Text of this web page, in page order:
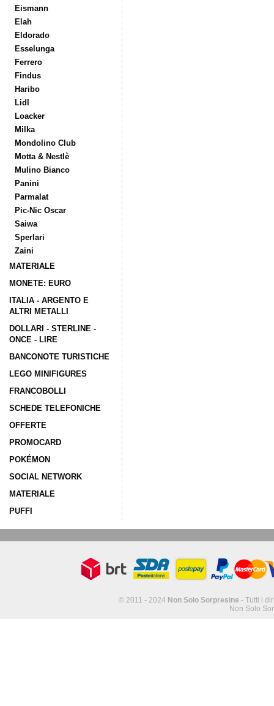
Eismann
Elah
Eldorado
Esselunga
Ferrero
Findus
Haribo
Lidl
Loacker
Milka
Mondolino Club
Motta & Nestlè
Mulino Bianco
Panini
Parmalat
Pic-Nic Oscar
Saiwa
Sperlari
Zaini
MATERIALE
MONETE: EURO
ITALIA - ARGENTO E
ALTRI METALLI
DOLLARI - STERLINE -
ONCE - LIRE
BANCONOTE TURISTICHE
LEGO MINIFIGURES
FRANCOBOLLI
SCHEDE TELEFONICHE
OFFERTE
PROMOCARD
POKÉMON
SOCIAL NETWORK
MATERIALE
PUFFI
© 2011 - 2024 Non Solo Sorpresine - Tutti i
Non Solo